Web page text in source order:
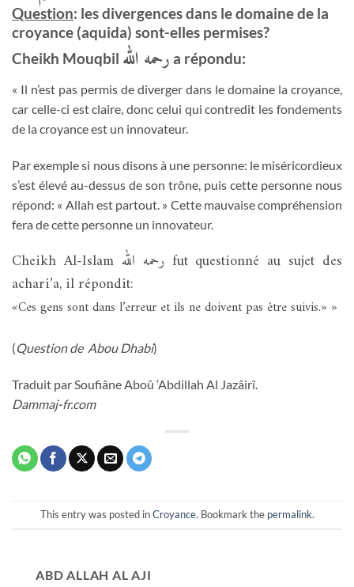
Question: les divergences dans le domaine de la
croyance (aquida) sont-elles permises?
Cheikh Mouqbil رحمه الله a répondu:
« Il n’est pas permis de diverger dans le domaine la croyance,
car celle-ci est claire, donc celui qui contredit les fondements
de la croyance est un innovateur.
Par exemple si nous disons à une personne: le miséricordieux
s’est élevé au-dessus de son trône, puis cette personne nous
répond: « Allah est partout. » Cette mauvaise compréhension
fera de cette personne un innovateur.
Cheikh Al-Islam رحمه الله fut questionné au sujet des
achari’a, il répondit:
«Ces gens sont dans l’erreur et ils ne doivent pas être suivis.» »
(Question de Abou Dhabi)
Traduit parSoufiâne Aboû ‘Abdillah Al Jazâirî.
Dammaj-fr.com
This entry was posted inCroyance. Bookmark the permalink.
ABD ALLAH AL AJI